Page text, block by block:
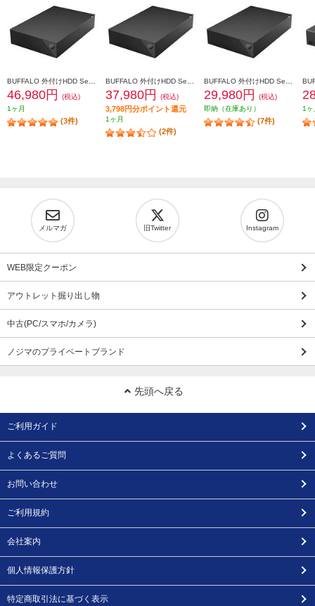
46,980円
(税込)
1ヶ月
(3件)
37,980円 (税込)
3,798円分ポイント還元
1ヶ月
(2件)
29,980円
(税込)
即納（在庫あり）
(7件)
1ヶ
メルマガ 旧Twitter Instagram
WEB限定クーポン
アウトレット掘り出し物
中古(PC/スマホ/カメラ)
ノジマのプライベートブランド
先頭へ戻る
ご利用ガイド
よくあるご質問
お問い合わせ
ご利用規約
会社案内
個人情報保護方針
特定商取引法に基づく表示